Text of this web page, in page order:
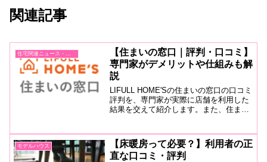
関連記事
住宅関連ニュース・情報収集
【住まいの窓口｜評判・口コミ】
専門家がデメリットや仕組みも解
説
LIFULL HOME'Sの住まいの窓口の口コミ
評判を、専門家が実際に店舗を利用した
結果を交えて紹介します。また、住まい
できる情報をまとめました。
モデルハウス
【床暖房って必要？】利用者の正
直な口コミ・評判